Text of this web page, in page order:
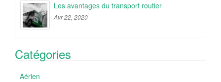
Les avantages du transport routier
Avr 22, 2020
Catégories
Aérien